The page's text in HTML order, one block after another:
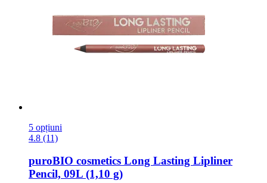
5 opțiuni
4.8 (11)
puroBIO cosmetics Long Lasting Lipliner
Pencil, 09L (1,10 g)